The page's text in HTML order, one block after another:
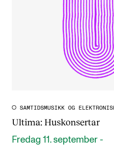
SAMTIDSMUSIKK OG
Ultima: Huskonsertar
Fredag 11. september -